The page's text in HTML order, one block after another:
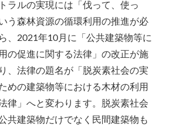
ラルの実現には「伐って、使っ
う森林資源の循環利用の推進が必
、2021年10月に「公共建築物等に
の促進に関する法律」の改正が施
、法律の題名が「脱炭素社会の実
めの建築物等における木材の利用
律」へと変わります。脱炭素社会
共建築物だけでなく民間建築物も